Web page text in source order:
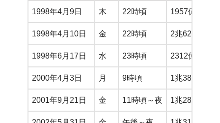
1998年4月9日 木 22時頃 1957億円
1998年4月10日 金 22時頃 2兆6201億円
1998年6月17日 水 23時頃 2312億円
2000年4月3日 月 9時頃 1兆3854億円
2001年9月21日 金 11時頃～夜 1兆2874億円